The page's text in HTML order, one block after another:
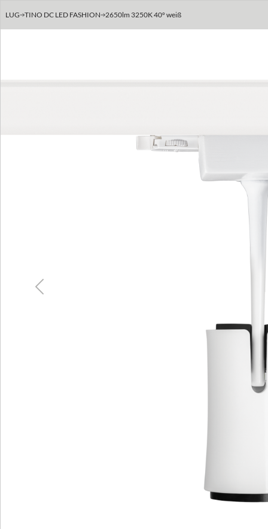
LUG TINO DC LED FASHION 2650lm 3250K 40° weiß
Previous